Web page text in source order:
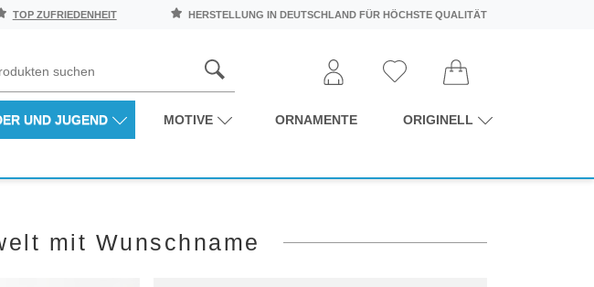
TOP ZUFRIEDENHEIT HERSTELLUNG IN DEUTSCHLAND FÜR HÖCHSTE QUALITÄT
UND JUGEND MOTIVE ORNAMENTE ORIGINELL
mit Wunschname